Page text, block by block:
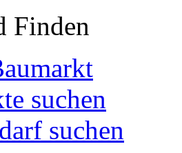
Finden
suchen
suchen